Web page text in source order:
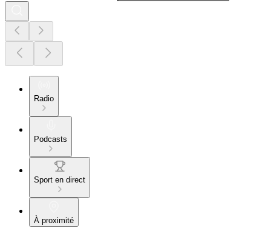
Radio
Podcasts
Sport en direct
À proximité